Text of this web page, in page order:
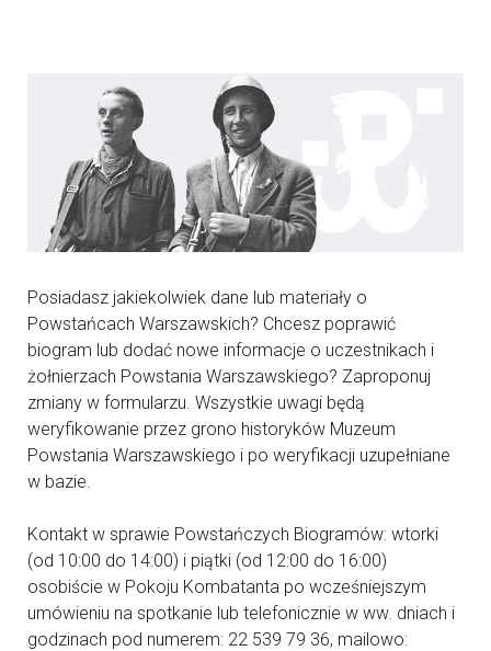
Posiadasz jakiekolwiek dane lub materiały o
Powstańcach Warszawskich? Chcesz poprawić
biogram lub dodać nowe informacje o uczestnikach i
żołnierzach Powstania Warszawskiego? Zaproponuj
zmiany w formularzu. Wszystkie uwagi będą
weryfikowanie przez grono historyków Muzeum
Powstania Warszawskiego i po weryfikacji uzupełniane
w bazie.
Kontakt w sprawie Powstańczych Biogramów: wtorki
(od 10:00 do 14:00) i piątki (od 12:00 do 16:00)
osobiście w Pokoju Kombatanta po wcześniejszym
umówieniu na spotkanie lub telefonicznie w ww. dniach i
godzinach pod numerem: 22 539 79 36, mailowo: